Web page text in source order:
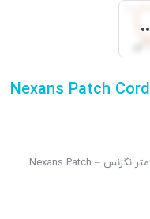
کابل پچکورد0/5متر نگزنس – Nexans Patch Cord
/ کابل پچکورد0/5متر نگزنس – Nexans Patch